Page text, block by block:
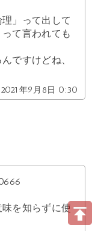
」って出して
て言われても
ですけどね、
2021年9月8日 0:30
を知らずに使